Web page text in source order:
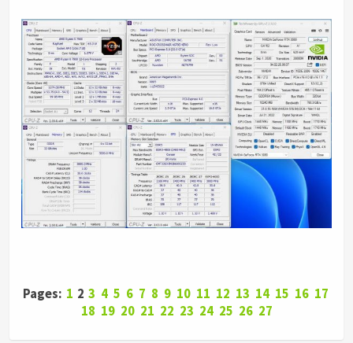
Pages: 1 2 3 4 5 6 7 8 9 10 11 12 13 14 15 16 17
18 19 20 21 22 23 24 25 26 27